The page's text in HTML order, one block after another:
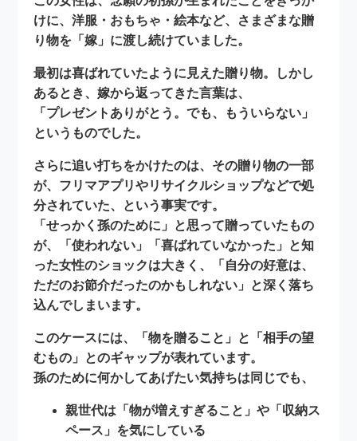
けに、洋服・おもちゃ・絵本など、さまざまな贈
り物を「嫁」に渡し続けていました。
最初は喜ばれていたように見えた贈り物。しかし
あるとき、嫁から返ってきた言葉は、
「プレゼントありがとう。でも、もういらない」
というものでした。
さらに追い打ちをかけたのは、その贈り物の一部
が、フリマアプリやリサイクルショップなどで処
分されていた、という事実です。
「せっかく孫のために」と思って贈っていたもの
が、「使われない」「喜ばれていなかった」と知
った女性のショックは大きく、
「自分の好意は、
ただのお節介だったのかもしれない」 と深く落ち
込んでしまいます。
このケースには、
「物を贈ること」と「相手の望
むもの」とのギャップが表れています。
孫のために何かしてあげたい気持ちは同じでも、
親世代は「物が増えすぎること」や「収納ス
ペース」を気にしている